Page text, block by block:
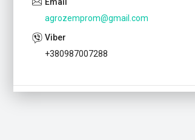
agrozemprom@gmail.com
+380987007288